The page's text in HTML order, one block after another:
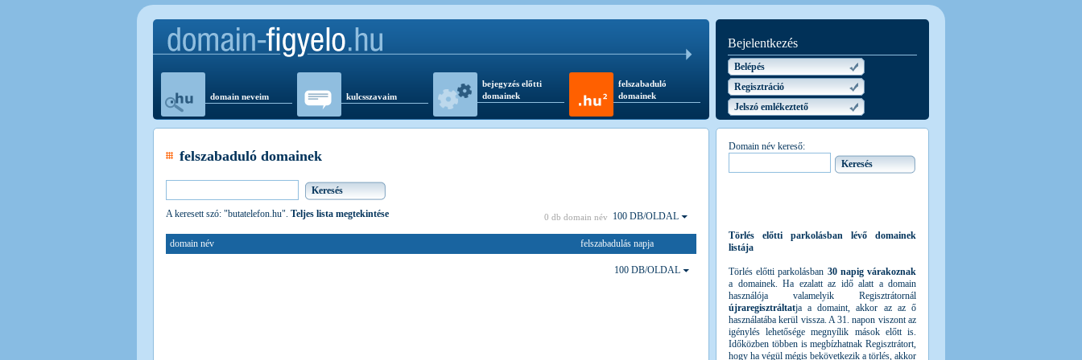
domain neveim kulcsszavaim
bejegyzés előtti
domainek
felszabaduló
domainek
Bejelentkezés
Belépés
Regisztráció
Jelszó emlékeztető
felszabaduló domainek
A keresett szó: "butatelefon.hu". Teljes lista megtekintése 0 db domain név 100 DB/OLDAL
domain név felszabadulás napja
100 DB/OLDAL
Domain név kereső:
Törlés előtti parkolásban lévő domainek
listája
Törlés előtti parkolásban 30 napig várakoznak
a domainek. Ha ezalatt az idő alatt a domain
használója valamelyik Regisztrátornál
újraregisztráltatja a domaint, akkor az az ő
használatába kerül vissza. A 31. napon viszont az
igénylés lehetősége megnyílik mások előtt is.
Időközben többen is megbízhatnak Regisztrátort,
hogy ha végül mégis bekövetkezik a törlés, akkor